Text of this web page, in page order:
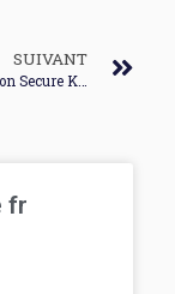
SUIVANT
Hsbc Connexion Secure Key
fr